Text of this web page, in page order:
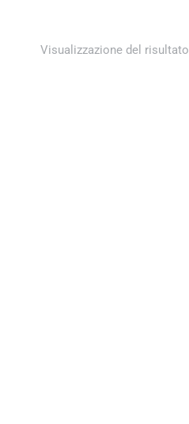
Visualizzazione del risultato